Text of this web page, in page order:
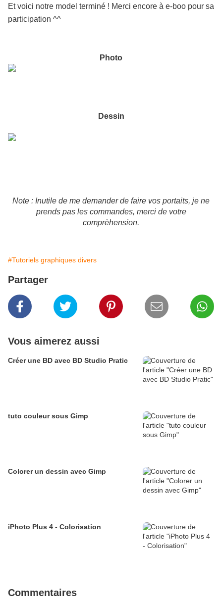
Et voici notre model terminé ! Merci encore à e-boo pour sa
participation ^^
Photo
Dessin
Note : Inutile de me demander de faire vos portaits, je ne
prends pas les commandes, merci de votre
comprèhension.
#Tutoriels graphiques divers
Partager
Vous aimerez aussi
Créer une BD avec BD Studio Pratic
tuto couleur sous Gimp
Colorer un dessin avec Gimp
iPhoto Plus 4 - Colorisation
Commentaires